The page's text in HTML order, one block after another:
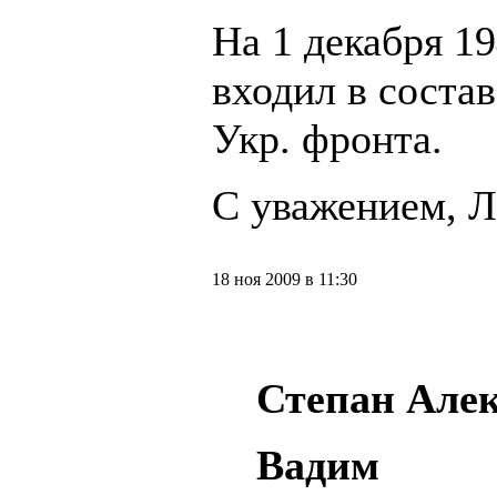
На 1 декабря
входил в
Укр. фронта.
С уважением,
18 ноя 2009 в 11:30
Степан
Вадим